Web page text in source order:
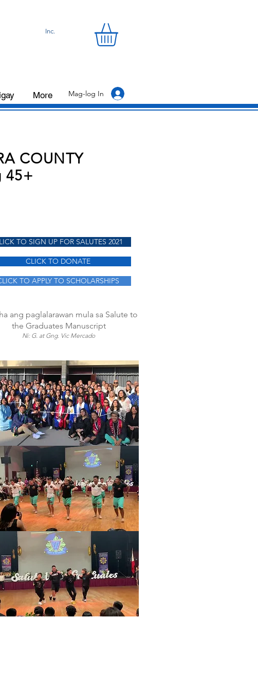
Inc.
More Mag-log In
COUNTY
45+
TO SIGN UP FOR SALUTES 2021
CLICK TO DONATE
TO APPLY TO SCHOLARSHIPS
ang paglalarawan mula sa Salute to
the Graduates Manuscript
Ni: G. at Gng. Vic Mercado